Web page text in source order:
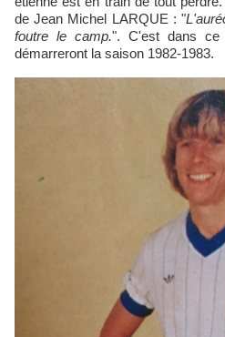
de Jean Michel LARQUE : "
foutre le camp.". C'est dans ce
démarreront la saison 1982-1983.